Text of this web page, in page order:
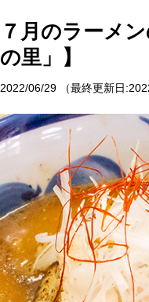
村で体験できるあ
イベント情報
おしらせ
７月のラーメ
の里」】
2022/06/29 （最終更新日: